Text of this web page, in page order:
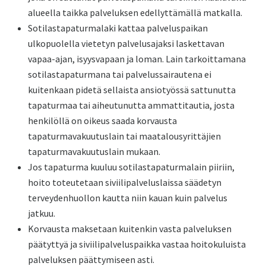
alueella taikka palveluksen edellyttämällä matkalla.
Sotilastapaturmalaki kattaa palveluspaikan
ulkopuolella vietetyn palvelusajaksi laskettavan
vapaa-ajan, isyysvapaan ja loman. Lain tarkoittamana
sotilastapaturmana tai palvelussairautena ei
kuitenkaan pidetä sellaista ansiotyössä sattunutta
tapaturmaa tai aiheutunutta ammattitautia, josta
henkilöllä on oikeus saada korvausta
tapaturmavakuutuslain tai maatalousyrittäjien
tapaturmavakuutuslain mukaan.
Jos tapaturma kuuluu sotilastapaturmalain piiriin,
hoito toteutetaan siviilipalveluslaissa säädetyn
terveydenhuollon kautta niin kauan kuin palvelus
jatkuu.
Korvausta maksetaan kuitenkin vasta palveluksen
päätyttyä ja siviilipalveluspaikka vastaa hoitokuluista
palveluksen päättymiseen asti.